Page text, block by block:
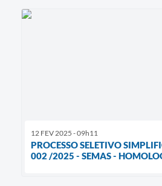
12 FEV 2025 - 09h11
PROCESSO SELETIVO
002 /2025 - SEMAS -